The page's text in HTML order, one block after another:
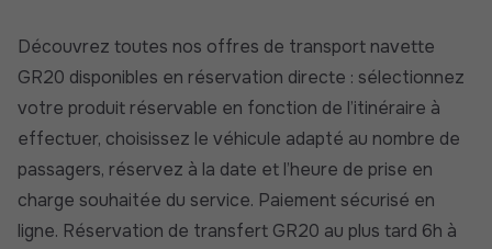
Découvrez toutes nos offres de transport navette
GR20 disponibles en réservation directe : sélectionnez
votre produit réservable en fonction de l’itinéraire à
effectuer, choisissez le véhicule adapté au nombre de
passagers, réservez à la date et l’heure de prise en
charge souhaitée du service. Paiement sécurisé en
ligne. Réservation de transfert GR20 au plus tard 6h à